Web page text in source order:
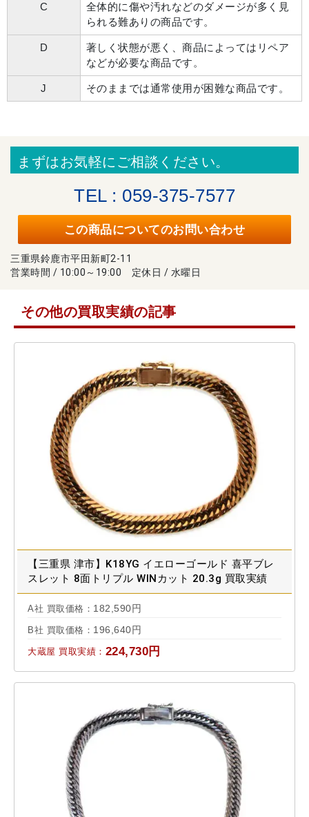
C
全体的に傷や汚れなどのダメージが多く見
られる難ありの商品です。
D
著しく状態が悪く、商品によってはリペア
などが必要な商品です。
J そのままでは通常使用が困難な商品です。
まずはお気軽にご相談ください。
TEL : 059-375-7577
この商品についてのお問い合わせ
三重県鈴鹿市平田新町2-11
営業時間 / 10:00～19:00 定休日 / 水曜日
その他の買取実績の記事
【三重県 津市】K18YG イエローゴールド 喜平ブレ
スレット 8面トリプル WINカット 20.3g 買取実績
2025.01
A社 買取価格： 182,590円
B社 買取価格： 196,640円
大蔵屋 買取実績： 224,730円